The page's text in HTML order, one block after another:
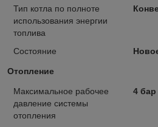
Тип котла по полноте
использования энергии
топлива
Состояние
Отопление
Максимальное рабочее
давление системы
отопления
4 бар